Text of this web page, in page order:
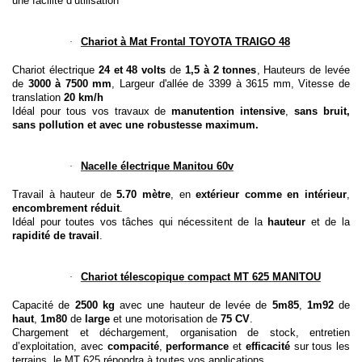
· Chariot à Mat Frontal TOYOTA TRAIGO 48
Chariot électrique 24 et 48 volts de 1,5 à 2 tonnes, Hauteurs de levée
de 3000 à 7500 mm, Largeur d'allée de 3399 à3615 mm, Vitesse de
translation 20 km/h
Idéal pour tous vos travaux demanutention intensive,sans bruit,
sans pollution et avec une robustesse maximum.
· Nacelle électrique Manitou 60v
Travail à hauteur de5.70 mètre, enextérieur comme en intérieur,
encombrement réduit.
Idéal pour toutes vos tâches qui nécessitent de la hauteur et de la
rapidité de travail .
· Chariot télescopique compact MT 625 MANITOU
Capacité de 2500 kg avec une hauteur de levée de 5m85, 1m92de
haut, 1m80 de large et une motorisation de 75 CV.
Chargement et déchargement, organisation de stock, entretien
d’exploitation, avec compacité,performance et efficacitésur tous les